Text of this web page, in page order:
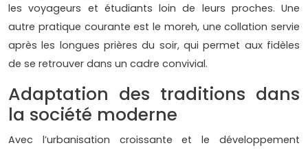
les voyageurs et étudiants loin de leurs proches. Une
autre pratique courante est le moreh, une collation servie
après les longues prières du soir, qui permet aux fidèles
de se retrouver dans un cadre convivial.
Adaptation des traditions dans
la société moderne
Avec l’urbanisation croissante et le développement